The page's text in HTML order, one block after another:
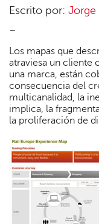
Escrito por: Jorge
–
Los mapas que
atraviesa un cliente
una marca, están
consecuencia del
multicanalidad, la
implica, la
la proliferación de